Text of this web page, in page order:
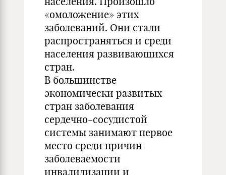
«омоложение» этих
заболеваний. Они стали
распространяться и среди
населения развивающихся
стран.
В большинстве
экономически развитых
стран заболевания
сердечно-сосудистой
системы занимают первое
место среди причин
заболеваемости
инвалидизации и